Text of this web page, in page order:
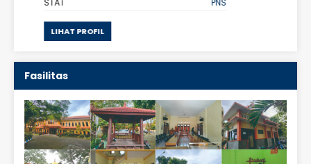
Fasilitas